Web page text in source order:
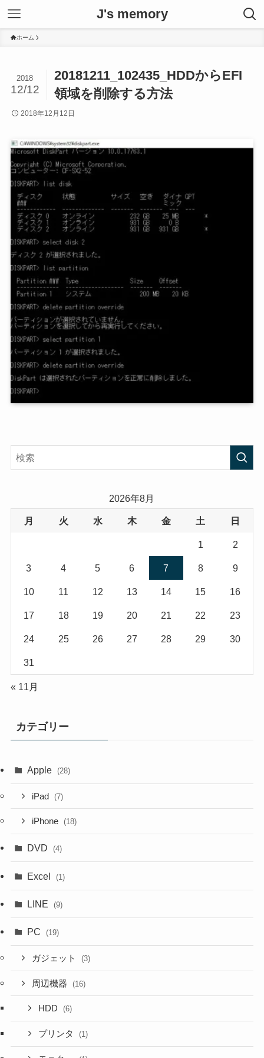
J's memory
ホーム
20181211_102435_HDDからEFI
領域を削除する方法
2018
12/12
2018年12月12日
2026年8月
月 火 水 木 金 土 日
1 2
3 4 5 6 7 8 9
10 11 12 13 14 15 16
17 18 19 20 21 22 23
24 25 26 27 28 29 30
31
« 11月
カテゴリー
Apple (28)
iPad (7)
iPhone (18)
DVD (4)
Excel (1)
LINE (9)
PC (19)
ガジェット (3)
周辺機器 (16)
HDD (6)
プリンタ (1)